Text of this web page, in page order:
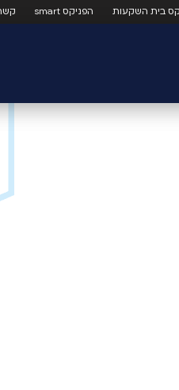
בית השקעות הפניקס smart